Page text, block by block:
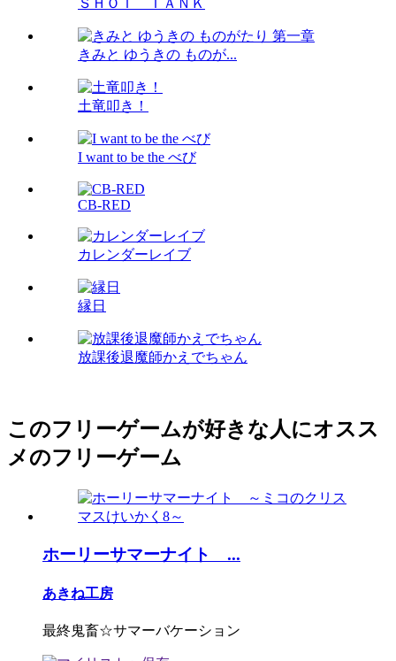
ＳＨＯＴ ＴＡＮＫ
きみと ゆうきの ものが...
土竜叩き！
I want to be the べび
CB-RED
カレンダーレイブ
縁日
放課後退魔師かえでちゃん
このフリーゲームが好きな人にオスス
メのフリーゲーム
ホーリーサマーナイト ...
あきね工房
最終鬼畜☆サマーバケーション